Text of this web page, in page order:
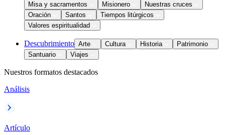
Misa y sacramentos
Misionero
Nuestras cruces
Oración
Santos
Tiempos litúrgicos
Valores espiritualidad
Descubrimiento Arte Cultura Historia
Patrimonio
Santuario
Viajes
Nuestros formatos destacados
Análisis
Artículo